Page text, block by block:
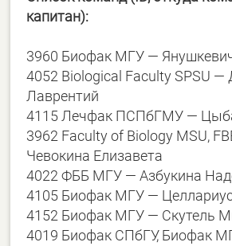
капитан):
3960 Биофак МГУ —
4052 Biological Faculty SPSU —
Лаврентий
4115 Лечфак ПСПбГМУ —
3962 Faculty of Biology MSU,
Чевокина Елизавета
4022 ФББ МГУ — Азбукина
4105 Биофак МГУ —
4152 Биофак МГУ — Скутель
4019 Биофак СПбГУ, Биофак